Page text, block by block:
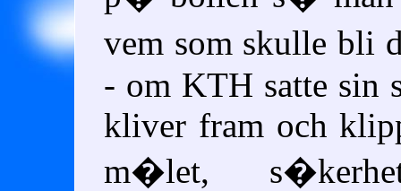
vem som skulle bli
- om KTH satte sin
kliver fram och
m�let,